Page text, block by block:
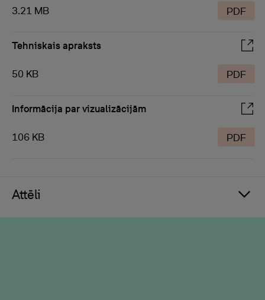
3.21 MB PDF
Tehniskais apraksts
50 KB PDF
Informācija par vizualizācijām
106 KB PDF
Attēli